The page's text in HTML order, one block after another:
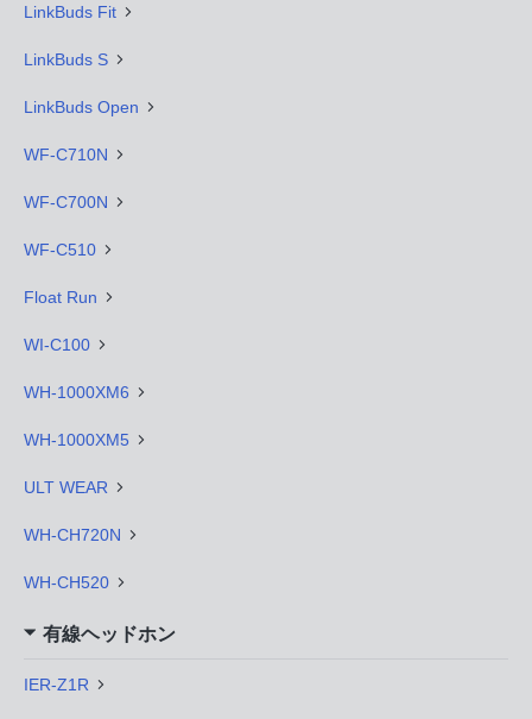
LinkBuds Fit
LinkBuds S
LinkBuds Open
WF-C710N
WF-C700N
WF-C510
Float Run
WI-C100
WH-1000XM6
WH-1000XM5
ULT WEAR
WH-CH720N
WH-CH520
有線ヘッドホン
IER-Z1R